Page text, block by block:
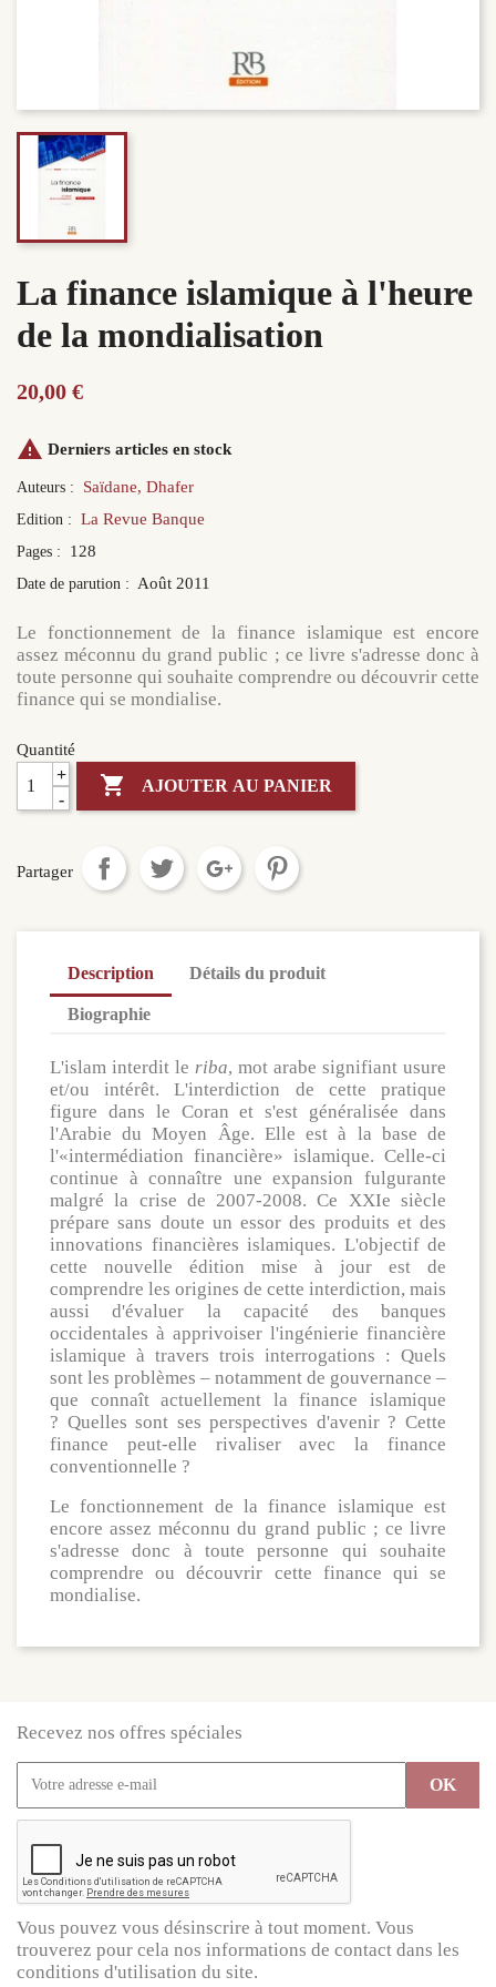
La finance islamique à l'heure
de la mondialisation
20,00 €
 Derniers articles en stock
Auteurs : Saïdane, Dhafer
Edition : La Revue Banque
Pages : 128
Date de parution : Août 2011
Le fonctionnement de la finance islamique est encore
assez méconnu du grand public ; ce livre s'adresse donc à
toute personne qui souhaite comprendre ou découvrir cette
finance qui se mondialise.
Quantité
+
 AJOUTER AU PANIER
Partager
Description Détails du produit
Biographie
L'islam interdit le riba, mot arabe signifiant usure
et/ou intérêt. L'interdiction de cette pratique
figure dans le Coran et s'est généralisée dans
l'Arabie du Moyen Âge. Elle est à la base de
l'«intermédiation financière» islamique. Celle-ci
continue à connaître une expansion fulgurante
malgré la crise de 2007-2008. Ce XXIe siècle
prépare sans doute un essor des produits et des
innovations financières islamiques. L'objectif de
cette nouvelle édition mise à jour est de
comprendre les origines de cette interdiction, mais
aussi d'évaluer la capacité des banques
occidentales à apprivoiser l'ingénierie financière
islamique à travers trois interrogations : Quels
sont les problèmes – notamment de gouvernance –
que connaît actuellement la finance islamique
? Quelles sont ses perspectives d'avenir ? Cette
finance peut-elle rivaliser avec la finance
conventionnelle ?
Le fonctionnement de la finance islamique est
encore assez méconnu du grand public ; ce livre
s'adresse donc à toute personne qui souhaite
comprendre ou découvrir cette finance qui se
mondialise.
Recevez nos offres spéciales
Vous pouvez vous désinscrire à tout moment. Vous
trouverez pour cela nos informations de contact dans les
conditions d'utilisation du site.